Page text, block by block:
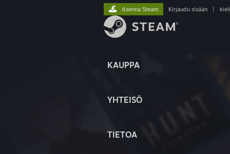
KAUPPA
YHTEISÖ
TIETOA
Asenna Steam Kirjaudu sisään kieli